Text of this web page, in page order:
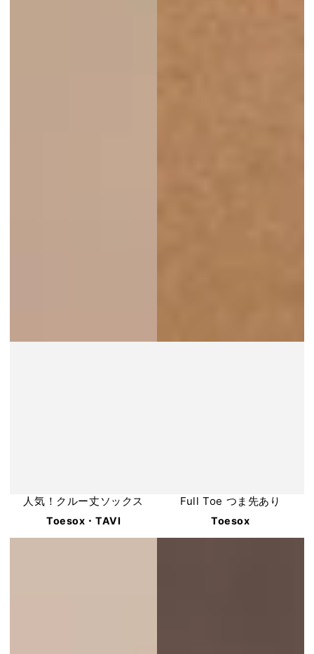
人気！クルー丈ソックス
Toesox・TAVI
Full Toe つま先あり
Toesox